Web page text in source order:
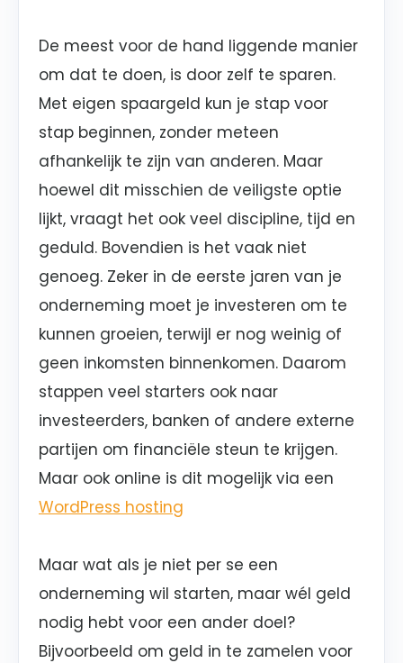
De meest voor de hand liggende manier
om dat te doen, is door zelf te sparen.
Met eigen spaargeld kun je stap voor
stap beginnen, zonder meteen
afhankelijk te zijn van anderen. Maar
hoewel dit misschien de veiligste optie
lijkt, vraagt het ook veel discipline, tijd en
geduld. Bovendien is het vaak niet
genoeg. Zeker in de eerste jaren van je
onderneming moet je investeren om te
kunnen groeien, terwijl er nog weinig of
geen inkomsten binnenkomen. Daarom
stappen veel starters ook naar
investeerders, banken of andere externe
partijen om financiële steun te krijgen.
Maar ook online is dit mogelijk via een
WordPress hosting
Maar wat als je niet per se een
onderneming wil starten, maar wél geld
nodig hebt voor een ander doel?
Bijvoorbeeld om geld in te zamelen voor